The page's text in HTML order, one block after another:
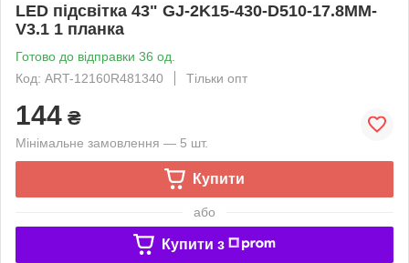
LED підсвітка 43" GJ-2K15-430-D510-17.8MM-
V3.1 1 планка
Готово до відправки 36 од.
Код: ART-12160R481340
Тільки опт
144 ₴
Мінімальне замовлення — 5 шт.
Купити
або
Купити з